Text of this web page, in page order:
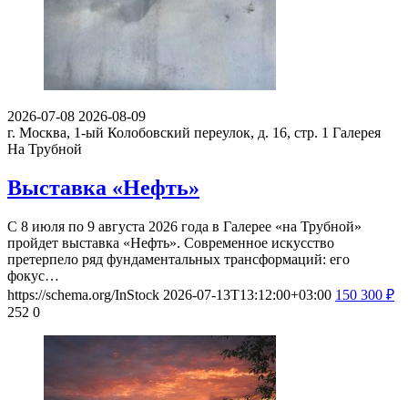
2026-07-08 2026-08-09
г. Москва, 1-ый Колобовский переулок, д. 16, стр. 1 Галерея
На Трубной
Выставка «Нефть»
С 8 июля по 9 августа 2026 года в Галерее «на Трубной»
пройдет выставка «Нефть». Современное искусство
претерпело ряд фундаментальных трансформаций: его
фокус…
https://schema.org/InStock 2026-07-13T13:12:00+03:00 150 300 ₽
252 0